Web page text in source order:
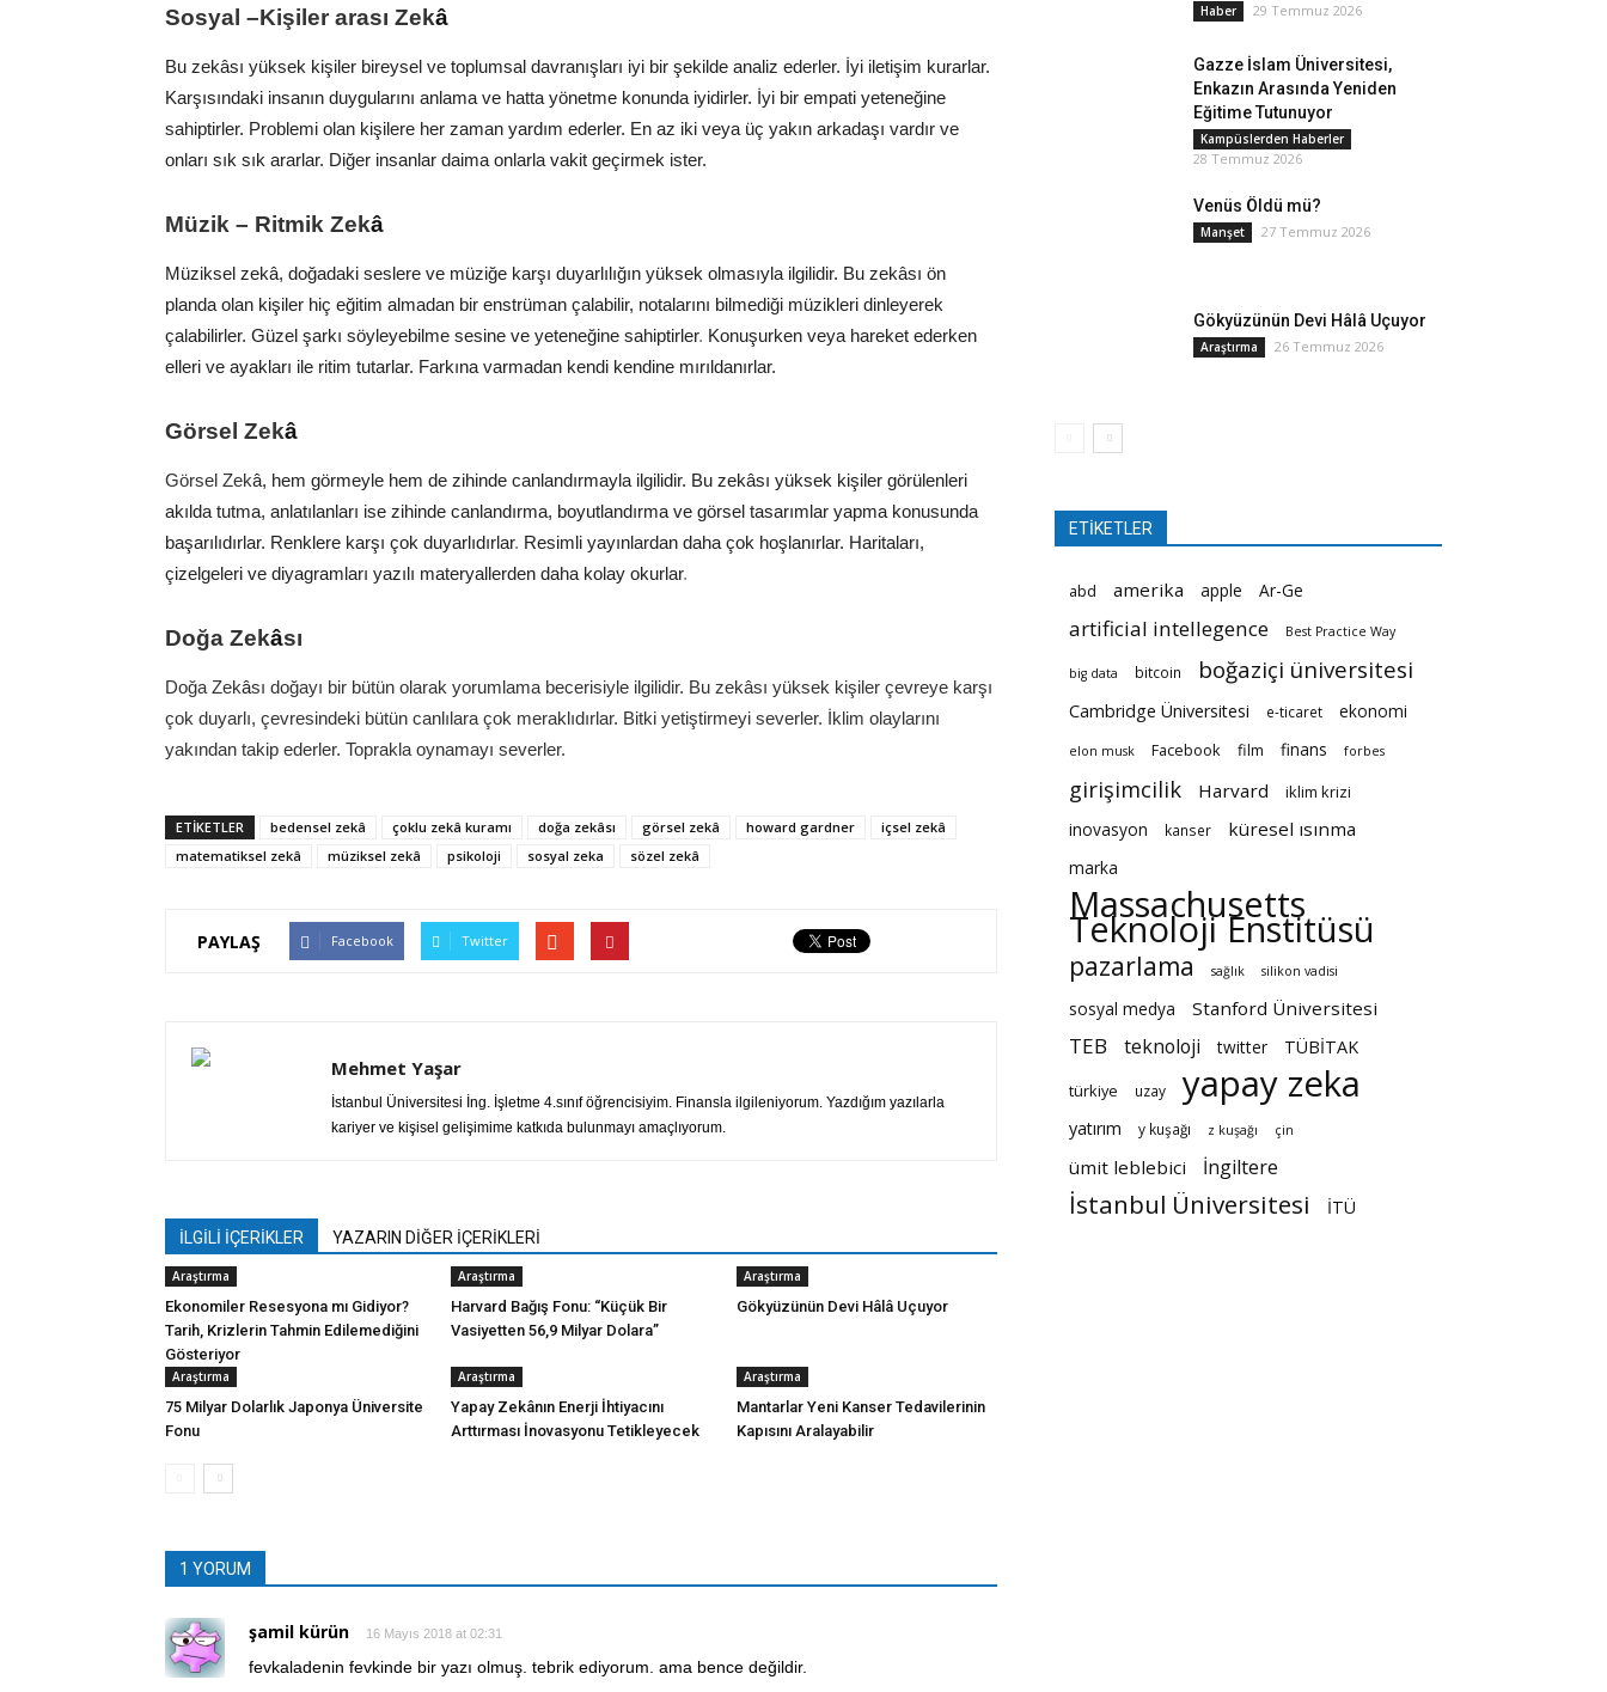
Sosyal –Kişiler arası Zekâ
Bu zekâsı yüksek kişiler bireysel ve toplumsal davranışları iyi bir şekilde analiz ederler. İyi iletişim kurarlar.
Karşısındaki insanın duygularını anlama ve hatta yönetme konunda iyidirler. İyi bir empati yeteneğine
sahiptirler. Problemi olan kişilere her zaman yardım ederler. En az iki veya üç yakın arkadaşı vardır ve
onları sık sık ararlar. Diğer insanlar daima onlarla vakit geçirmek ister.
Müzik – Ritmik Zekâ
Müziksel zekâ, doğadaki seslere ve müziğe karşı duyarlılığın yüksek olmasıyla ilgilidir. Bu zekâsı ön
planda olan kişiler hiç eğitim almadan bir enstrüman çalabilir, notalarını bilmediği müzikleri dinleyerek
çalabilirler. Güzel şarkı söyleyebilme sesine ve yeteneğine sahiptirler. Konuşurken veya hareket ederken
elleri ve ayakları ile ritim tutarlar. Farkına varmadan kendi kendine mırıldanırlar.
Görsel Zekâ
Görsel Zekâ, hem görmeyle hem de zihinde canlandırmayla ilgilidir. Bu zekâsı yüksek kişiler görülenleri
akılda tutma, anlatılanları ise zihinde canlandırma, boyutlandırma ve görsel tasarımlar yapma konusunda
başarılıdırlar. Renklere karşı çok duyarlıdırlar. Resimli yayınlardan daha çok hoşlanırlar. Haritaları,
çizelgeleri ve diyagramları yazılı materyallerden daha kolay okurlar.
Doğa Zekâsı
Doğa Zekâsı doğayı bir bütün olarak yorumlama becerisiyle ilgilidir. Bu zekâsı yüksek kişiler çevreye karşı
çok duyarlı, çevresindeki bütün canlılara çok meraklıdırlar. Bitki yetiştirmeyi severler. İklim olaylarını
yakından takip ederler. Toprakla oynamayı severler.
ETİKETLER bedensel zekâ çoklu zekâ kuramı doğa zekâsı görsel zekâ howard gardner
içsel zekâ
matematiksel zekâ
müziksel zekâ psikoloji sosyal zeka sözel zekâ
PAYLAŞ Facebook Twitter
Mehmet Yaşar
İstanbul Üniversitesi İng. İşletme 4.sınıf öğrencisiyim. Finansla ilgileniyorum. Yazdığım yazılarla
kariyer ve kişisel gelişimime katkıda bulunmayı amaçlıyorum.
İLGİLİ İÇERİKLER YAZARIN DİĞER İÇERİKLERİ
Araştırma
Ekonomiler Resesyona mı Gidiyor?
Tarih, Krizlerin Tahmin Edilemediğini
Gösteriyor
Araştırma
Harvard Bağış Fonu: “Küçük Bir
Vasiyetten 56,9 Milyar Dolara”
Araştırma
Gökyüzünün Devi Hâlâ Uçuyor
Araştırma
75 Milyar Dolarlık Japonya Üniversite
Fonu
Araştırma
Yapay Zekânın Enerji İhtiyacını
Arttırması İnovasyonu Tetikleyecek
Araştırma
Mantarlar Yeni Kanser Tedavilerinin
Kapısını Aralayabilir
1 YORUM
şamil kürün 16 Mayıs 2018 at 02:31
fevkaladenin fevkinde bir yazı olmuş. tebrik ediyorum. ama bence değildir.
Haber 29 Temmuz 2026
Gazze İslam Üniversitesi,
Enkazın Arasında Yeniden
Eğitime Tutunuyor
Kampüslerden Haberler
28 Temmuz 2026
Venüs Öldü mü?
Manşet 27 Temmuz 2026
Gökyüzünün Devi Hâlâ Uçuyor
Araştırma 26 Temmuz 2026
ETİKETLER
abd amerika apple Ar-Ge
artificial intellegence Best Practice Way
big data bitcoin boğaziçi üniversitesi
Cambridge Üniversitesi e-ticaret ekonomi
elon musk Facebook film finans forbes
girişimcilik Harvard iklim krizi
inovasyon kanser küresel ısınma
marka
Massachusetts
Teknoloji Enstitüsü
pazarlama sağlık silikon vadisi
sosyal medya Stanford Üniversitesi
TEB teknoloji twitter TÜBİTAK
türkiye uzay yapay zeka
yatırım y kuşağı z kuşağı çin
ümit leblebici İngiltere
İstanbul Üniversitesi İTÜ